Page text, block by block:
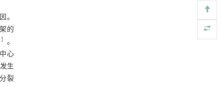
。
的
。
心
生
裂